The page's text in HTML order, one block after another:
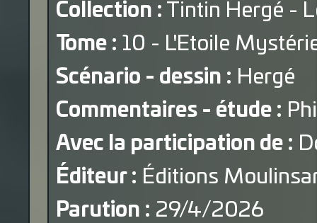
Collection : Tintin Hergé -
Tome : 10 - L'Etoile
Scénario - dessin : Hergé
Commentaires - étude :
Avec la participation de :
Éditeur : Éditions
Parution : 29/4/2026